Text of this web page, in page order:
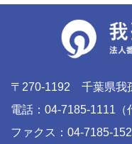
〒270-1192 千葉県我
電話：04-7185-1111（
ファクス：04-7185-